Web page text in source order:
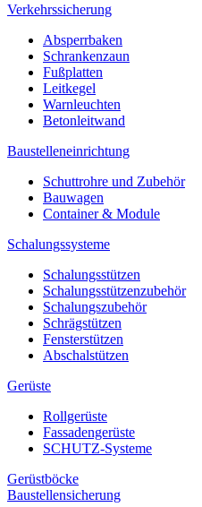
Verkehrssicherung
Absperrbaken
Schrankenzaun
Fußplatten
Leitkegel
Warnleuchten
Betonleitwand
Baustelleneinrichtung
Schuttrohre und Zubehör
Bauwagen
Container & Module
Schalungssysteme
Schalungsstützen
Schalungsstützenzubehör
Schalungszubehör
Schrägstützen
Fensterstützen
Abschalstützen
Gerüste
Rollgerüste
Fassadengerüste
SCHUTZ-Systeme
Gerüstböcke
Baustellensicherung